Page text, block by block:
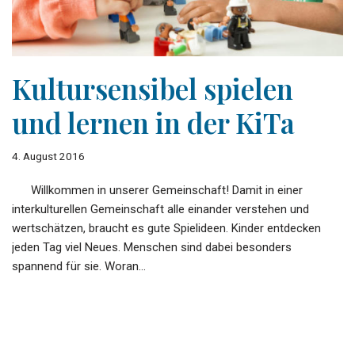
Kultursensibel spielen
und lernen in der KiTa
4. August 2016
Willkommen in unserer Gemeinschaft! Damit in einer
interkulturellen Gemeinschaft alle einander verstehen und
wertschätzen, braucht es gute Spielideen. Kinder entdecken
jeden Tag viel Neues. Menschen sind dabei besonders
spannend für sie. Woran…